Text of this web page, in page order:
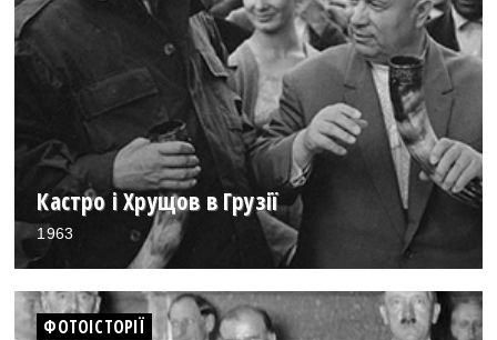
Кастро і Хрущов в Грузії
1963
ФОТОІСТОРІЇ